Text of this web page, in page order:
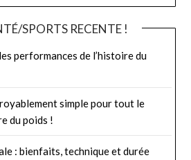
SPORTS RECENTE !
performances de l’histoire du
simple pour tout le
du poids !
: bienfaits, technique et durée